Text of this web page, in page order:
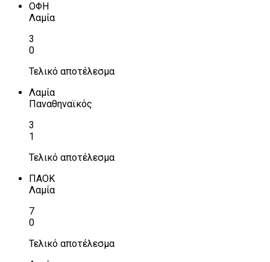
ΟΦΗ
Λαμία
3
0
Τελικό αποτέλεσμα
Λαμία
Παναθηναϊκός
3
1
Τελικό αποτέλεσμα
ΠΑΟΚ
Λαμία
7
0
Τελικό αποτέλεσμα